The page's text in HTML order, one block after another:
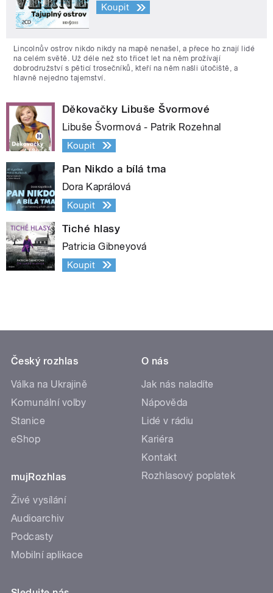
Koupit
Lincolnův ostrov nikdo nikdy na mapě nenašel, a přece ho znají lidé
na celém světě. Už déle než sto třicet let na něm prožívají
dobrodružství s pěticí trosečníků, kteří na něm našli útočiště, a
hlavně nejedno tajemství.
Děkovačky Libuše Švormové
Libuše Švormová - Patrik Rozehnal
Koupit
Pan Nikdo a bílá tma
Dora Kaprálová
Koupit
Tiché hlasy
Patricia Gibneyová
Koupit
Český rozhlas
Válka na Ukrajině
Komunální volby
Stanice
eShop
mujRozhlas
Živé vysílání
Audioarchiv
Podcasty
Mobilní aplikace
O nás
Jak nás naladíte
Nápověda
Lidé v rádiu
Kariéra
Kontakt
Rozhlasový poplatek